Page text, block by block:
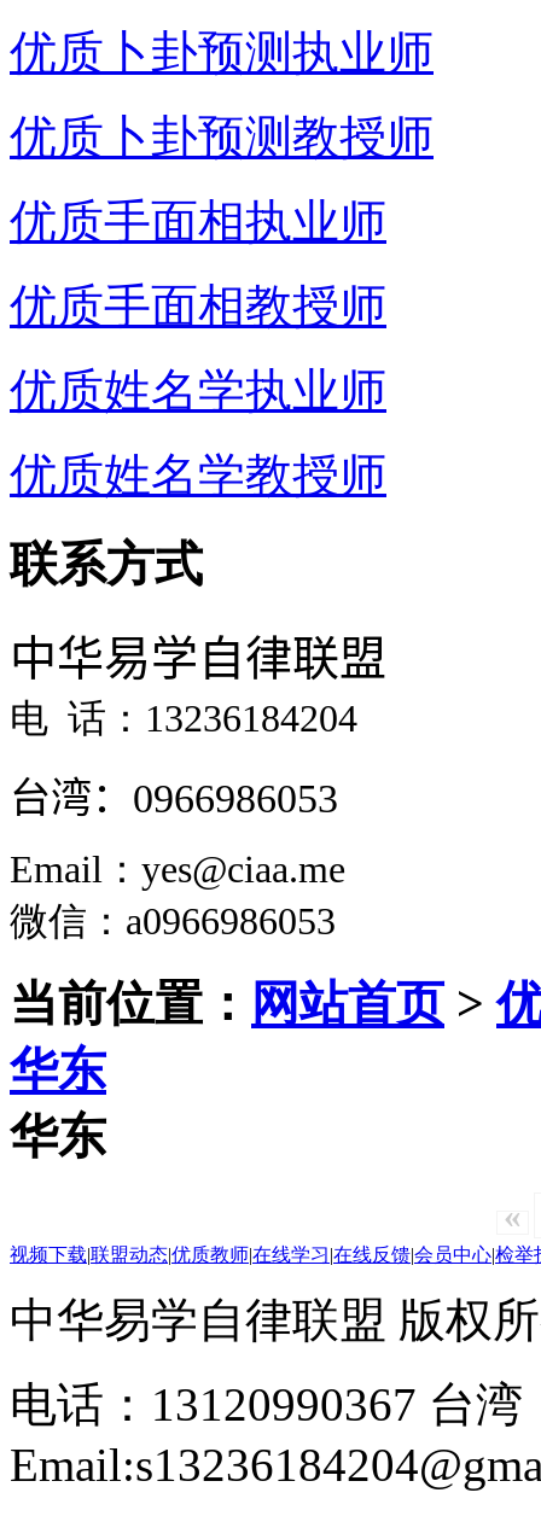
优质卜卦预测执业师
优质卜卦预测教授师
优质手面相执业师
优质手面相教授师
优质姓名学执业师
优质姓名学教授师
联系方式
中华易学自律联盟
电 话：13236184204
台湾： 0966986053
Email：yes@ciaa.me
微信 ：a0966986053
当前位置： 网站首页>
华东
华东
«
视频下载|联盟动态|优质教师|在线学习|在线反馈|会员中心|检举
中华易学自律联盟 版权
电话：13120990367 台湾